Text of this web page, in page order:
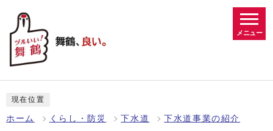
メニュー
現在位置
ホーム くらし・防災 下水道 下水道事業の紹介